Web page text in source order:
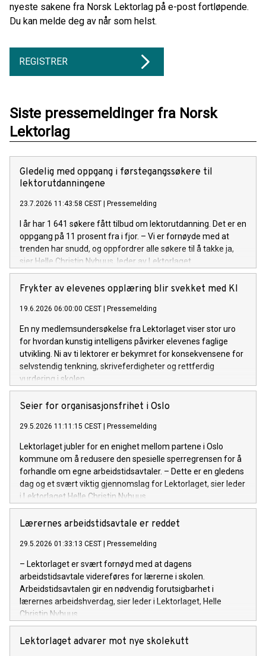
nyeste sakene fra Norsk Lektorlag på e-post fortløpende.
Du kan melde deg av når som helst.
REGISTRER
Siste pressemeldinger fra Norsk
Lektorlag
Gledelig med oppgang i førstegangssøkere til
lektorutdanningene
23.7.2026 11:43:58 CEST | Pressemelding
I år har 1 641 søkere fått tilbud om lektorutdanning. Det er en
oppgang på 11 prosent fra i fjor. – Vi er fornøyde med at
trenden har snudd, og oppfordrer alle søkere til å takke ja,
sier Helle Christin Nyhuus, leder av Lektorlaget.
Frykter av elevenes opplæring blir svekket med KI
19.6.2026 06:00:00 CEST | Pressemelding
En ny medlemsundersøkelse fra Lektorlaget viser stor uro
for hvordan kunstig intelligens påvirker elevenes faglige
utvikling. Ni av ti lektorer er bekymret for konsekvensene for
selvstendig tenkning, skriveferdigheter og rettferdig
vurdering i skolen.
Seier for organisasjonsfrihet i Oslo
29.5.2026 11:11:15 CEST | Pressemelding
Lektorlaget jubler for en enighet mellom partene i Oslo
kommune om å redusere den spesielle sperregrensen for å
forhandle om egne arbeidstidsavtaler. – Dette er en gledens
dag og et svært viktig gjennomslag for Lektorlaget, sier leder
i Lektorlaget Helle Christin Nyhuus.
Lærernes arbeidstidsavtale er reddet
29.5.2026 01:33:13 CEST | Pressemelding
– Lektorlaget er svært fornøyd med at dagens
arbeidstidsavtale videreføres for lærerne i skolen.
Arbeidstidsavtalen gir en nødvendig forutsigbarhet i
lærernes arbeidshverdag, sier leder i Lektorlaget, Helle
Christin Nyhuus.
Lektorlaget advarer mot nye skolekutt